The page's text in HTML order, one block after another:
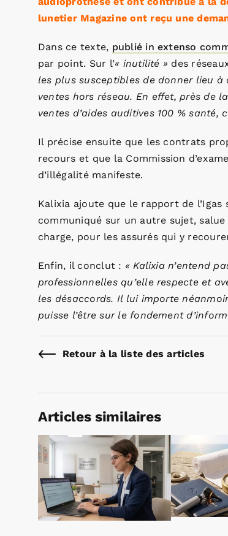
lunetier Magazine ont reçu une
Dans ce texte, publié in extenso
par point. Sur l’« inutilité » des
les plus susceptibles de donner lieu à
ventes hors réseau. En effet, près de
ventes d’aides auditives 100 %
Il précise ensuite que les contrats
recours et que la Commission
d’illégalité manifeste.
Kalixia ajoute que le rapport de l’Igas
communiqué sur un autre sujet,
charge, pour les assurés qui y
Enfin, il conclut : « Kalixia n’entend
professionnelles qu’elle respecte et
les désaccords. Il lui importe
puisse l’être sur le fondement
Retour à la liste des articles
Articles similaires